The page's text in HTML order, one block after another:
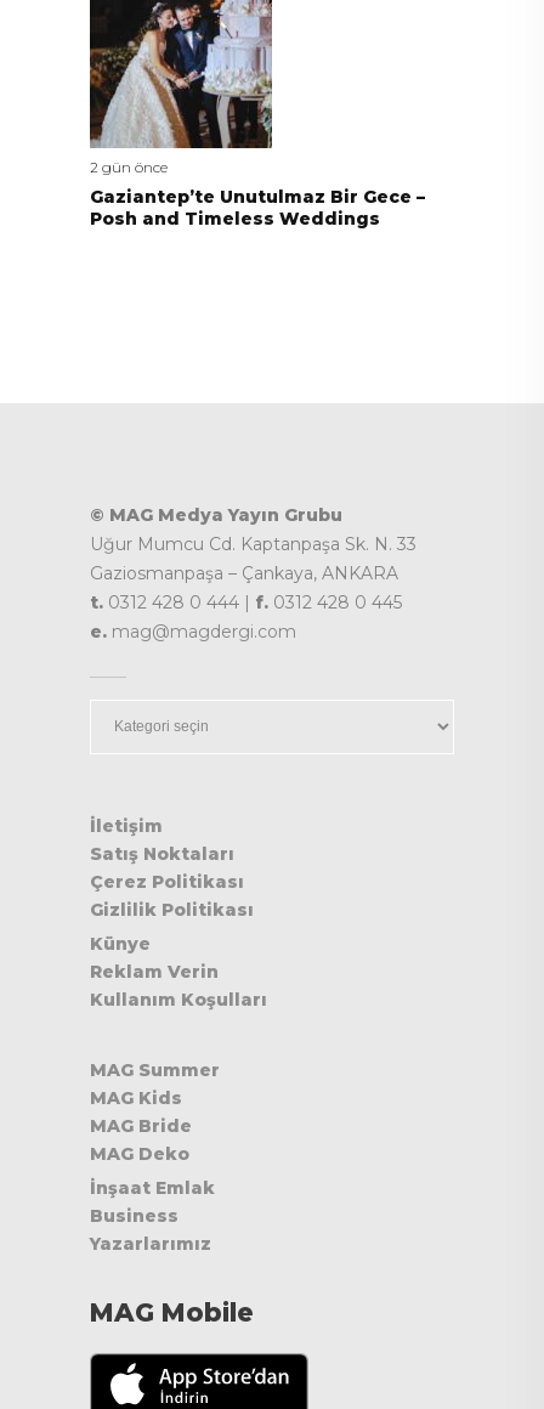
2 gün önce
Gaziantep’te Unutulmaz Bir Gece –
Posh and Timeless Weddings
© MAG Medya Yayın Grubu
Uğur Mumcu Cd. Kaptanpaşa Sk. N. 33
Gaziosmanpaşa – Çankaya, ANKARA
t. 0312 428 0 444 | f. 0312 428 0 445
e. mag@magdergi.com
İletişim
Satış Noktaları
Çerez Politikası
Gizlilik Politikası
Künye
Reklam Verin
Kullanım Koşulları
MAG Summer
MAG Kids
MAG Bride
MAG Deko
İnşaat Emlak
Business
Yazarlarımız
MAG Mobile